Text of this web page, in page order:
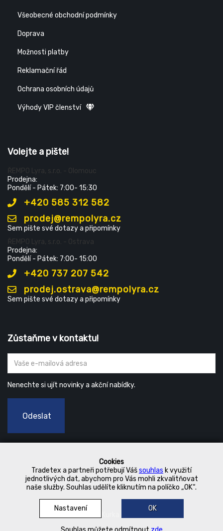
Cookies
Tradetex a partneři potřebují Vášsouhlas k využití
jednotlivých dat, abychom pro Vás mohli zkvalitňovat
naše služby. Souhlas udělíte kliknutím na políčko „OK“.
Nastavení OK
Všeobecné obchodní podmínky
Doprava
Možnosti platby
Reklamační řád
Ochrana osobních údajů
Výhody VIP členství
Volejte a pište!
ŘEMPO Lyra, s.r.o. - Olomouc
Prodejna:
Pondělí - Pátek: 7:00- 15:30
+420 585 312 582
prodej@rempolyra.cz
Sem pište své dotazy a připomínky
ŘEMPO Lyra, s.r.o. - Ostrava
Prodejna:
Pondělí - Pátek: 7:00- 15:00
+420 737 207 542
prodej.ostrava@rempolyra.cz
Sem pište své dotazy a připomínky
Zůstaňme v kontaktu!
Nenechte si ujít novinky a akční nabídky.
Odeslat